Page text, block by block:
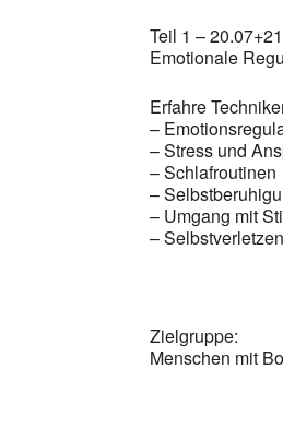
Teil 1 –
Emotionale
Erfahre
–
– Stress und
– Schlafroutinen
–
– Umgang mit
–
Zielgruppe:
Menschen mit